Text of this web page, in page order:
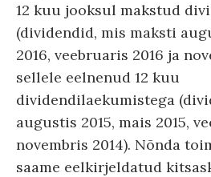
12 kuu jooksul makstud
(dividendid, mis maksti
2016, veebruaris 2016 ja
sellele eelnenud 12 kuu
dividendilaekumistega
augustis 2015, mais 2015,
novembris 2014). Nõnda
saame eelkirjeldatud